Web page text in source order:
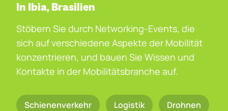
In Ibia, Brasilien
Stöbern Sie durch Networking-Events, die
sich auf verschiedene Aspekte der Mobilität
konzentrieren, und bauen Sie Wissen und
Kontakte in der Mobilitätsbranche auf.
Schienenverkehr Logistik Drohnen